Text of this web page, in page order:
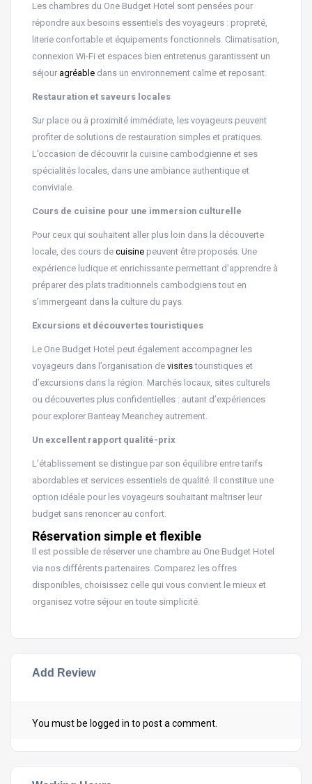
Les chambres du One Budget Hotel sont pensées pour
répondre aux besoins essentiels des voyageurs : propreté,
literie confortable et équipements fonctionnels. Climatisation,
connexion Wi-Fi et espaces bien entretenus garantissent un
séjour agréable dans un environnement calme et reposant.
Restauration et saveurs locales
Sur place ou à proximité immédiate, les voyageurs peuvent
profiter de solutions de restauration simples et pratiques.
L’occasion de découvrir la cuisine cambodgienne et ses
spécialités locales, dans une ambiance authentique et
conviviale.
Cours de cuisine pour une immersion culturelle
Pour ceux qui souhaitent aller plus loin dans la découverte
locale, des cours de cuisine peuvent être proposés. Une
expérience ludique et enrichissante permettant d’apprendre à
préparer des plats traditionnels cambodgiens tout en
s’immergeant dans la culture du pays.
Excursions et découvertes touristiques
Le One Budget Hotel peut également accompagner les
voyageurs dans l’organisation de visitestouristiques et
d’excursions dans la région. Marchés locaux, sites culturels
ou découvertes plus confidentielles : autant d’expériences
pour explorer Banteay Meanchey autrement.
Un excellent rapport qualité-prix
L’établissement se distingue par son équilibre entre tarifs
abordables et services essentiels de qualité. Il constitue une
option idéale pour les voyageurs souhaitant maîtriser leur
budget sans renoncer au confort.
Réservation simple et flexible
Il est possible de réserver une chambre au One Budget Hotel
via nos différents partenaires. Comparez les offres
disponibles, choisissez celle qui vous convient le mieux et
organisez votre séjour en toute simplicité.
Add Review
You must be logged in to post a comment.